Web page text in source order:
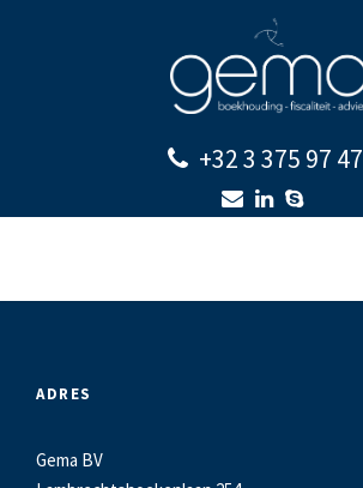
+32 3 375 97 47
ADRES
Gema BV